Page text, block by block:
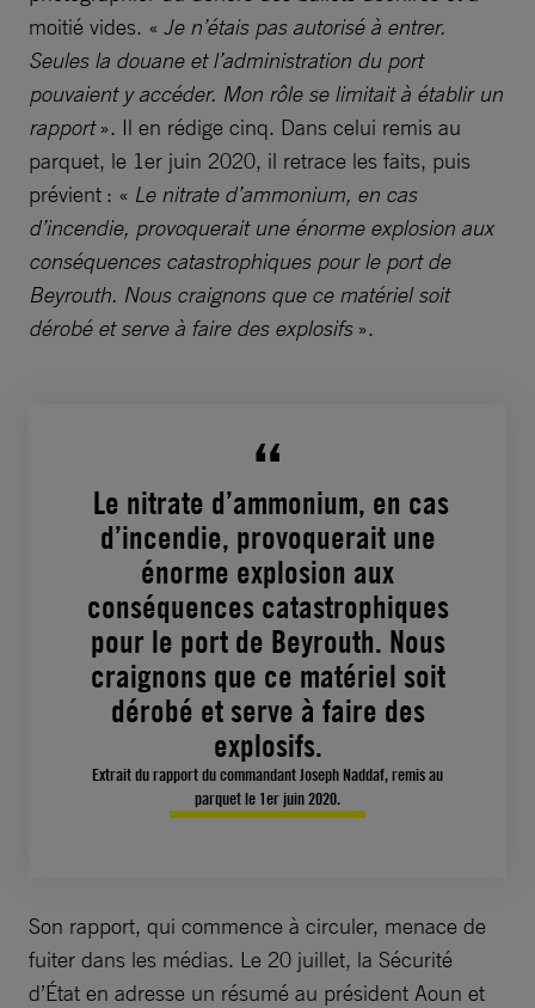
moitié vides. « Je n’étais pas autorisé à entrer.
Seules la douane et l’administration du port
pouvaient y accéder. Mon rôle se limitait à établir un
rapport». Il en rédige cinq. Dans celui remis au
parquet, le 1er juin 2020, il retrace les faits, puis
prévient : « Le nitrate d’ammonium, en cas
d’incendie, provoquerait une énorme explosion aux
conséquences catastrophiques pour le port de
Beyrouth. Nous craignons que ce matériel soit
dérobé et serve à faire des explosifs ».
Le nitrate d’ammonium, en cas
d’incendie, provoquerait une
énorme explosion aux
conséquences catastrophiques
pour le port de Beyrouth. Nous
craignons que ce matériel soit
dérobé et serve à faire des
explosifs.
Extrait du rapport du commandant Joseph Naddaf, remis au
parquet le 1er juin 2020.
Son rapport, qui commence à circuler, menace de
fuiter dans les médias. Le 20 juillet, la Sécurité
d’État en adresse un résumé au président Aoun et